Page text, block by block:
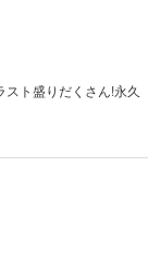
ト盛りだくさん!永久